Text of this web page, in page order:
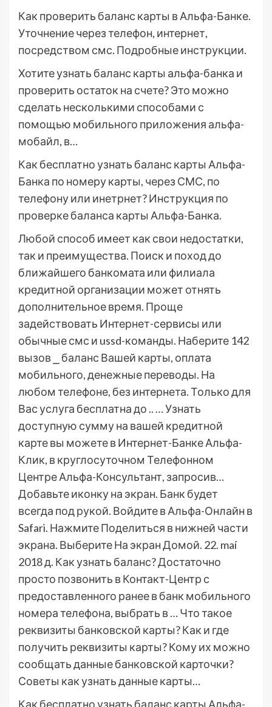
Как проверить баланс карты в Альфа-Банке.
Уточнение через телефон, интернет,
посредством смс. Подробные инструкции.
Хотите узнать баланс карты альфа-банка и
проверить остаток на счете? Это можно
сделать несколькими способами с
помощью мобильного приложения альфа-
мобайл, в…
Как бесплатно узнать баланс карты Альфа-
Банка по номеру карты, через СМС, по
телефону или инетрнет? Инструкция по
проверке баланса карты Альфа-Банка.
Любой способ имеет как свои недостатки,
так и преимущества. Поиск и поход до
ближайшего банкомата или филиала
кредитной организации может отнять
дополнительное время. Проще
задействовать Интернет-сервисы или
обычные смс и ussd-команды. Наберите 142
вызов ⎯ баланс Вашей карты, оплата
мобильного, денежные переводы. На
любом телефоне, без интернета. Только для
Вас услуга бесплатна до .. … Узнать
доступную сумму на вашей кредитной
карте вы можете в Интернет-Банке Альфа-
Клик, в круглосуточном Телефонном
Центре Альфа-Консультант, запросив…
Добавьте иконку на экран. Банк будет
всегда под рукой. Войдите в Альфа-Онлайн в
Safari. Нажмите Поделиться в нижней части
экрана. Выберите На экран Домой. 22. maí
2018 д. Как узнать баланс? Достаточно
просто позвонить в Контакт-Центр с
предоставленного ранее в банк мобильного
номера телефона, выбрать в … Что такое
реквизиты банковской карты? Как и где
получить реквизиты карты? Кому их можно
сообщать данные банковской карточки?
Советы как узнать данные карты…
Как бесплатно узнать баланс карты Альфа-